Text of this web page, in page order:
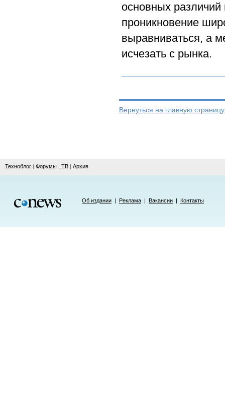
основных
проникновение
выравниваться, а
исчезать с рынка.
Вернуться на главную
Техноблог | Форумы | ТВ | Архив
Об издании | Реклама | Вакансии | Контакты